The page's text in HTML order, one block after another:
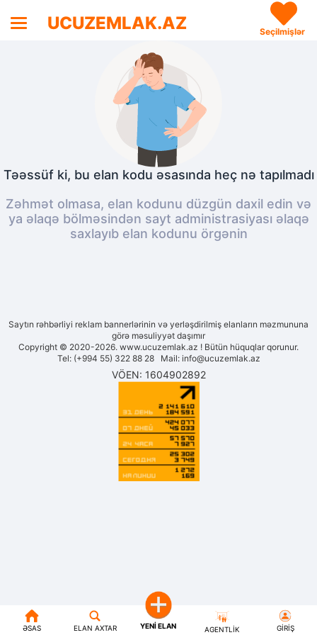
UCUZEMLAK.AZ Seçilmişlər
Təəssüf ki, bu elan kodu əsasında heç nə tapılmadı
Zəhmət olmasa, elan kodunu düzgün daxil edin və
ya əlaqə bölməsindən sayt administrasiyası əlaqə
saxlayıb elan kodunu örgənin
ƏSAS ELAN AXTAR YENI ELAN AGENTLIK GIRIŞ
Saytın rəhbərliyi reklam bannerlərinin və yerləşdirilmiş elanların məzmununa
görə məsuliyyət daşımır
Copyright © 2020-2026. www.ucuzemlak.az ! Bütün hüquqlar qorunur.
Tel: (+994 55) 322 88 28 Mail: info@ucuzemlak.az
VÖEN: 1604902892